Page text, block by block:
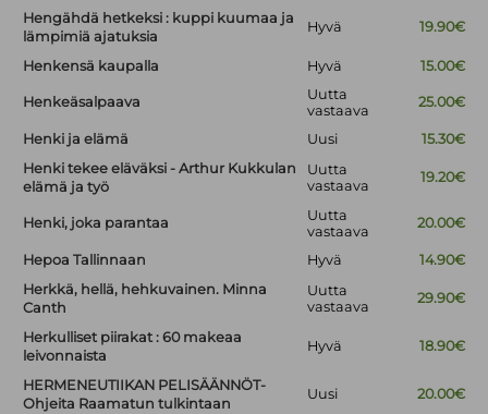
Hengähdä hetkeksi : kuppi kuumaa ja
lämpimiä ajatuksia
Hyvä 19.90€
Henkensä kaupalla Hyvä 15.00€
Henkeäsalpaava
Uutta
vastaava
25.00€
Henki ja elämä Uusi
15.30€
Henki tekee eläväksi - Arthur Kukkulan
elämä ja työ
Uutta
vastaava
19.20€
Henki, joka parantaa
Uutta
vastaava
20.00€
Hepoa Tallinnaan Hyvä
14.90€
Herkkä, hellä, hehkuvainen. Minna
Canth
Uutta
vastaava
29.90€
Herkulliset piirakat : 60 makeaa
leivonnaista
Hyvä 18.90€
HERMENEUTIIKAN PELISÄÄNNÖT-
Ohjeita Raamatun tulkintaan
Uusi 20.00€